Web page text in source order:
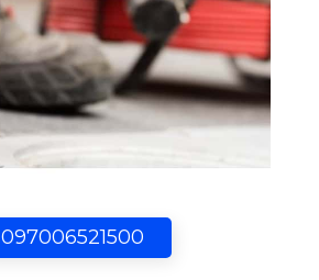
097006521500